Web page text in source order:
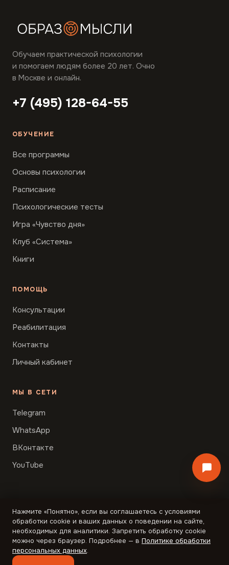
Обучаем практической психологии
и помогаем людям более 20 лет. Очно
в Москве и онлайн.
+7 (495) 128-64-55
ОБУЧЕНИЕ
Все программы
Основы психологии
Расписание
Психологические тесты
Игра «Чувство дня»
Клуб «Система»
Книги
ПОМОЩЬ
Консультации
Реабилитация
Контакты
Личный кабинет
МЫ В СЕТИ
Telegram
WhatsApp
ВКонтакте
YouTube
© Образ Мысли, 2026 · Лицензия ЛО35-01298-
77/00350538 · ОГРН 1167746556317
ОфертаОферта образованияОбработка данных
Нажмите «Понятно», если вы соглашаетесь с условиями
обработки cookie и ваших данных о поведении на сайте,
необходимых для аналитики. Запретить обработку cookie
можно через браузер. Подробнее — в Политике обработки
персональных данных.